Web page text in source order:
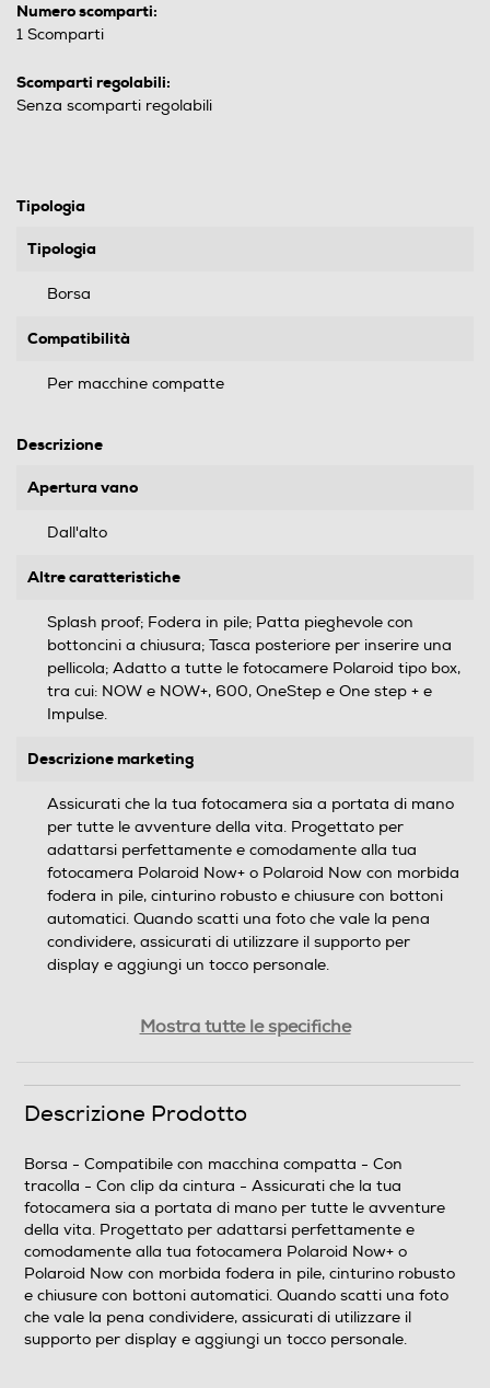
Numero scomparti:
1 Scomparti
Scomparti regolabili:
Senza scomparti regolabili
Tipologia
Tipologia
Borsa
Compatibilità
Per macchine compatte
Descrizione
Apertura vano
Dall'alto
Altre caratteristiche
Splash proof; Fodera in pile; Patta pieghevole con
bottoncini a chiusura; Tasca posteriore per inserire una
pellicola; Adatto a tutte le fotocamere Polaroid tipo box,
tra cui: NOW e NOW+, 600, OneStep e One step + e
Impulse.
Descrizione marketing
Assicurati che la tua fotocamera sia a portata di mano
per tutte le avventure della vita. Progettato per
adattarsi perfettamente e comodamente alla tua
fotocamera Polaroid Now+ o Polaroid Now con morbida
fodera in pile, cinturino robusto e chiusure con bottoni
automatici. Quando scatti una foto che vale la pena
condividere, assicurati di utilizzare il supporto per
display e aggiungi un tocco personale.
Dettagli strutturali
1
Scomparti regolabili
Dotazioni - Personalizzazioni
Tracolla
Mostra tutte le specifiche
Descrizione Prodotto
Borsa - Compatibile con macchina compatta - Con
tracolla - Con clip da cintura - Assicurati che la tua
fotocamera sia a portata di mano per tutte le avventure
della vita. Progettato per adattarsi perfettamente e
comodamente alla tua fotocamera Polaroid Now+ o
Polaroid Now con morbida fodera in pile, cinturino robusto
e chiusure con bottoni automatici. Quando scatti una foto
che vale la pena condividere, assicurati di utilizzare il
supporto per display e aggiungi un tocco personale.